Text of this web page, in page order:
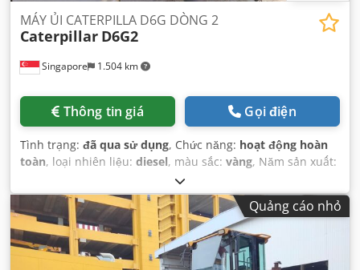
Singapore 1.504 km
MÁY ỦI CATERPILLA D6G DÒNG 2
Caterpillar D6G2
Thông tin giá Gọi điện
Tình trạng: đã qua sử dụng, Chức năng: hoạt động hoàn
toàn, loại nhiên liệu: diesel, màu sắc: vàng, Năm sản xuất:
CAT00D6GPC6G01049
Quảng cáo nhỏ